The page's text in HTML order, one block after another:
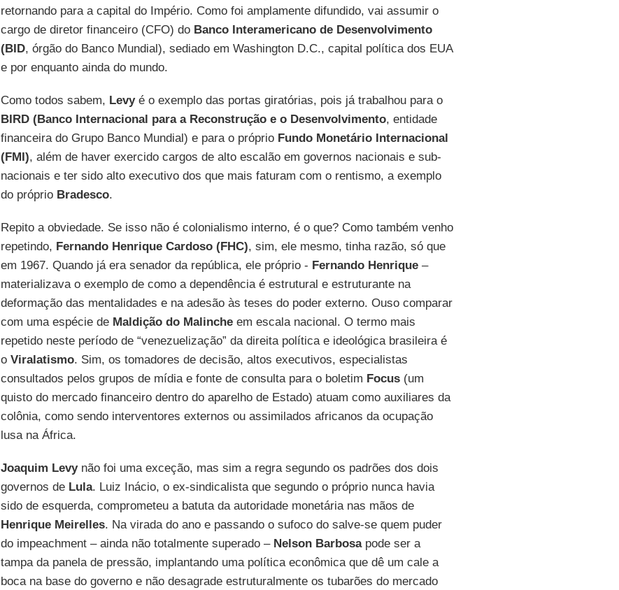
retornando para a capital do Império. Como foi amplamente difundido, vai assumir o
cargo de diretor financeiro (CFO) do Banco Interamericano de Desenvolvimento
(BID, órgão do Banco Mundial), sediado em Washington D.C., capital política dos EUA
e por enquanto ainda do mundo.
Como todos sabem, Levyé o exemplo das portas giratórias, pois já trabalhou para o
BIRD (Banco Internacional para a Reconstrução e o Desenvolvimento, entidade
financeira do Grupo Banco Mundial) e para o próprio Fundo Monetário Internacional
(FMI), além de haver exercido cargos de alto escalão em governos nacionais e sub-
nacionais e ter sido alto executivo dos que mais faturam com o rentismo, a exemplo
do próprio Bradesco.
Repito a obviedade. Se isso não é colonialismo interno, é o que? Como também venho
repetindo, Fernando Henrique Cardoso (FHC), sim, ele mesmo, tinha razão, só que
em 1967. Quando já era senador da república, ele próprio - Fernando Henrique–
materializava o exemplo de como a dependência é estrutural e estruturante na
deformação das mentalidades e na adesão às teses do poder externo. Ouso comparar
com uma espécie de Maldição do Malincheem escala nacional. O termo mais
repetido neste período de “venezuelização” da direita política e ideológica brasileira é
o Viralatismo. Sim, os tomadores de decisão, altos executivos, especialistas
consultados pelos grupos de mídia e fonte de consulta para o boletim Focus(um
quisto do mercado financeiro dentro do aparelho de Estado) atuam como auxiliares da
colônia, como sendo interventores externos ou assimilados africanos da ocupação
lusa na África.
Joaquim Levynão foi uma exceção, mas sim a regra segundo os padrões dos dois
governos de Lula. Luiz Inácio, o ex-sindicalista que segundo o próprio nunca havia
sido de esquerda, comprometeu a batuta da autoridade monetária nas mãos de
Henrique Meirelles. Na virada do ano e passando o sufoco do salve-se quem puder
do impeachment – ainda não totalmente superado – Nelson Barbosapode ser a
tampa da panela de pressão, implantando uma política econômica que dê um cale a
boca na base do governo e não desagrade estruturalmente os tubarões do mercado